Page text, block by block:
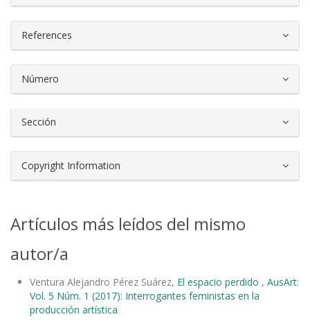
References
Número
Sección
Copyright Information
Artículos más leídos del mismo
autor/a
Ventura Alejandro Pérez Suárez, El espacio perdido , AusArt:
Vol. 5 Núm. 1 (2017): Interrogantes feministas en la
producción artística